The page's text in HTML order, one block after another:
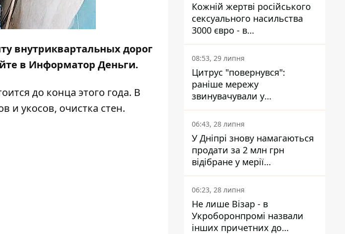
внутриквартальных дорог
в Информатор Деньги.
до конца этого года. В
и укосов, очистка стен.
Кожній жертві російського
сексуального насильства
3000 євро - в
Мінсоцполітики пояснили
Інформатору, звідки на це
гроші
08:53, 29 липня
Цитрус "повернувся":
раніше мережу
звинувачували у
контрабанді техніки та
ухиленні від сплати
податків
06:43, 28 липня
У Дніпрі знову намагаються
продати за 2 млн грн
відібране у мерії
приміщення Укрпошти
06:23, 28 липня
Не лише Візар - в
Укроборонпромі назвали
інших причетних до